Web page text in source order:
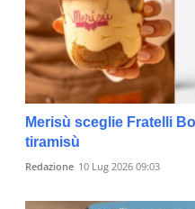
Merisù sceglie Fratelli
tiramisù
Redazione 10 Lug 2026 09:03